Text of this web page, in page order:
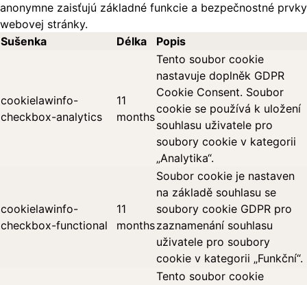
anonymne zaisťujú základné funkcie a bezpečnostné prvky
webovej stránky.
Sušenka
Délka Popis
cookielawinfo-
checkbox-analytics
11
months
Tento soubor cookie
nastavuje doplněk GDPR
Cookie Consent. Soubor
cookie se používá k uložení
souhlasu uživatele pro
soubory cookie v kategorii
„Analytika“.
cookielawinfo-
checkbox-functional
11
months
Soubor cookie je nastaven
na základě souhlasu se
soubory cookie GDPR pro
zaznamenání souhlasu
uživatele pro soubory
cookie v kategorii „Funkční“.
Tento soubor cookie